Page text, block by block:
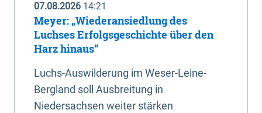
07.08.2026 14:21
Meyer: „Wiederansiedlung des
Luchses Erfolgsgeschichte über den
Harz hinaus“
Luchs-Auswilderung im Weser-Leine-
Bergland soll Ausbreitung in
Niedersachsen weiter stärken